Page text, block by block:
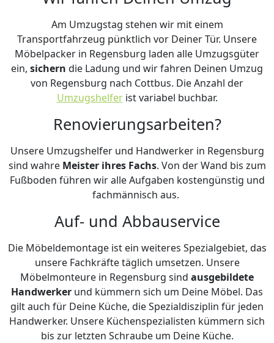
Am Umzugstag stehen wir mit einem
Transportfahrzeug pünktlich vor Deiner Tür. Unsere
Möbelpacker in Regensburg laden alle Umzugsgüter
ein, sichern die Ladung und wir fahren Deinen Umzug
von Regensburg nach Cottbus. Die Anzahl der
Umzugshelferist variabel buchbar.
Renovierungsarbeiten?
Unsere Umzugshelfer und Handwerker in Regensburg
sind wahre Meister ihres Fachs. Von der Wand bis zum
Fußboden führen wir alle Aufgaben kostengünstig und
fachmännisch aus.
Auf- und Abbauservice
Die Möbeldemontage ist ein weiteres Spezialgebiet, das
unsere Fachkräfte täglich umsetzen. Unsere
Möbelmonteure in Regensburg sind ausgebildete
Handwerker und kümmern sich um Deine Möbel. Das
gilt auch für Deine Küche, die Spezialdisziplin für jeden
Handwerker. Unsere Küchenspezialisten kümmern sich
bis zur letzten Schraube um Deine Küche.